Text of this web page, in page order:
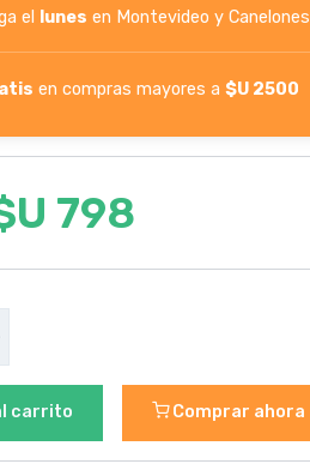
el lunes en Montevideo y Canelones
en compras mayores a $U 2500
798
carrito Comprar ahora